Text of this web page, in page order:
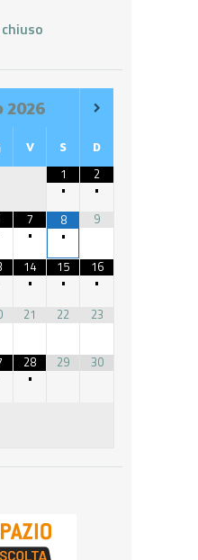
2026
V S D
1
•
2
•
7
•
8
•
9
14
•
15
•
16
•
21 22 23
28
•
29 30